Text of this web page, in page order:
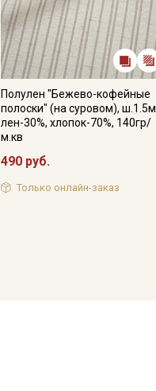
Полулен "Бежево-кофейные
полоски" (на суровом),
лен-30%, хлопок-70%, 140гр/
м.кв
490 руб.
Только онлайн-заказ